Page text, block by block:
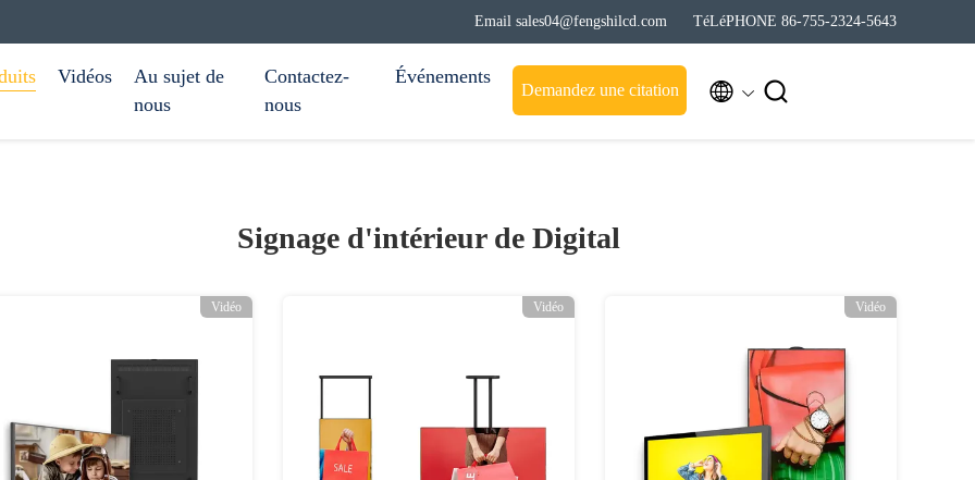
Email sales04@fengshilcd.com TéLéPHONE 86-755-2324-5643
Vidéos
Au sujet de
nous
Contactez-
nous
Événements
Demandez une citation  
Signage d'intérieur de Digital
Vidéo Vidéo Vidéo